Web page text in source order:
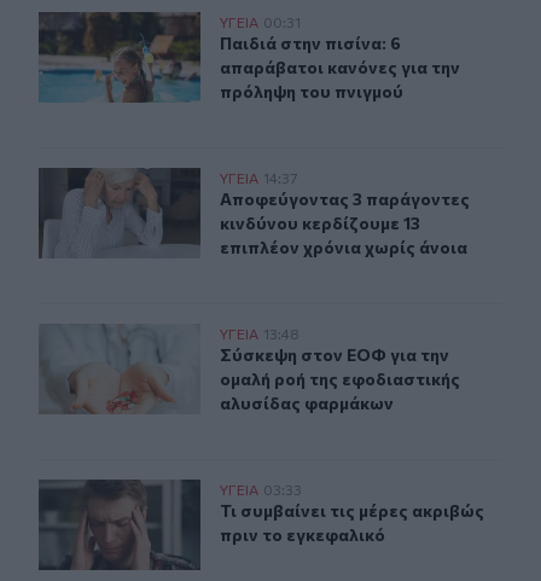
Παιδιά στην πισίνα: 6 απαράβατοι κανόνες για την
ΥΓΕΙΑ 00:31
Παιδιά στην πισίνα: 6 απαράβατοι
Παιδιά στην πισίνα: 6
απαράβατοι κανόνες για την
πρόληψη του πνιγμού
Αποφεύγοντας 3 παράγοντες κινδύνου κερδίζουμε 13
ΥΓΕΙΑ 14:37
Αποφεύγοντας 3 παράγοντες
Αποφεύγοντας 3 παράγοντες
κινδύνου κερδίζουμε 13
επιπλέον χρόνια χωρίς άνοια
Σύσκεψη στον ΕΟΦ για την ομαλή ροή της
ΥΓΕΙΑ 13:48
Σύσκεψη στον ΕΟΦ για την ομαλή
Σύσκεψη στον ΕΟΦ για την
ομαλή ροή της εφοδιαστικής
αλυσίδας φαρμάκων
Τι συμβαίνει τις μέρες ακριβώς πριν το εγκεφαλικό
ΥΓΕΙΑ 03:33
Τι συμβαίνει τις μέρες ακριβώς
Τι συμβαίνει τις μέρες ακριβώς
πριν το εγκεφαλικό